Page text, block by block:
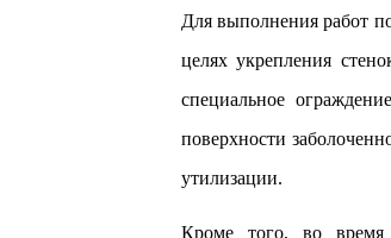
Для выполнения работ
целях укрепления
специальное
поверхности
утилизации.
Кроме того, во время